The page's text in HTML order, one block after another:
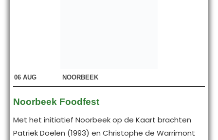
06 AUG NOORBEEK
Noorbeek Foodfest
Met het initiatief Noorbeek op de Kaart brachten
Patriek Doelen (1993) en Christophe de Warrimont